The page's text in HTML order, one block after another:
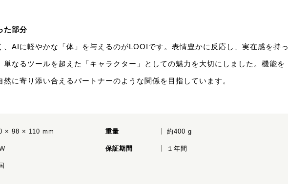
た部分
、AIに軽やかな「体」を与えるのがLOOIです。表情豊かに反応し、実在感を持っ
単なるツールを超えた「キャラクター」としての魅力を大切にしました。機能を
に寄り添い合えるパートナーのような関係を目指しています。
× 98 × 110 mm 重量 約400 g
保証期間 １年間